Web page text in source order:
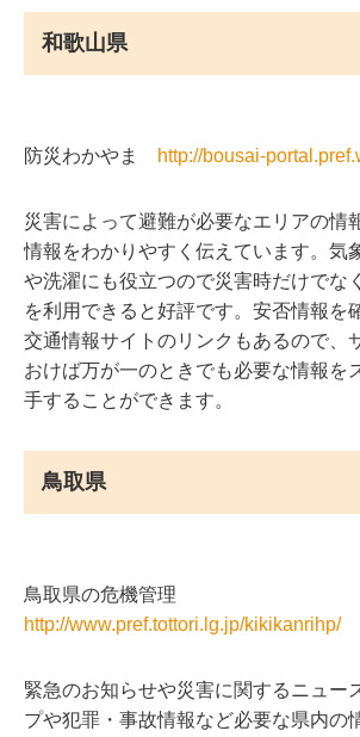
和歌山県
防災わかやま http://bousai-
災害によって避難が必要なエリアの情
情報をわかりやすく伝えています。気
や洗濯にも役立つので災害時だけでな
を利用できると好評です。安否情報を
交通情報サイトのリンクもあるので、
おけば万が一のときでも必要な情報を
手することができます。
鳥取県
鳥取県の危機管理
http://www.pref.tottori.lg.jp/kikikanrihp/
緊急のお知らせや災害に関するニュー
プや犯罪・事故情報など必要な県内の